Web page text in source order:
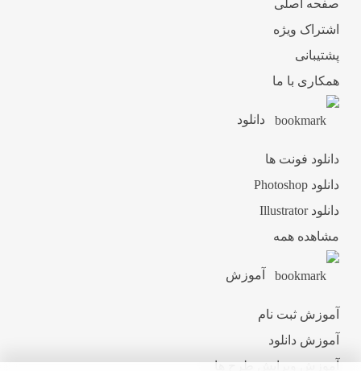
صفحه اصلی
اشتراک ویژه
پشتیبانی
همکاری با ما
دانلود
دانلود فونت ها
دانلود Photoshop
دانلود Illustrator
مشاهده همه
آموزش
آموزش ثبت نام
آموزش دانلود
آموزش ویرایش طرح ها